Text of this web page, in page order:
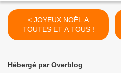
< JOYEUX NOËL A
TOUTES ET A TOUS !
Hébergé par Overblog